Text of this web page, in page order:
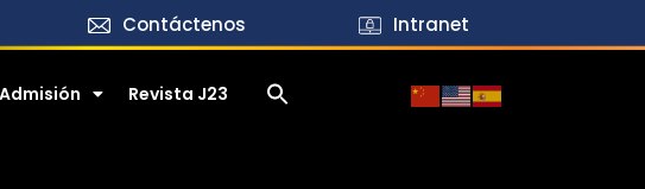
Contáctenos Intranet
​​Admisión Revista J23